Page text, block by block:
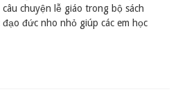
chuyện lễ giáo trong bộ sách
đức nho nhỏ giúp các em học